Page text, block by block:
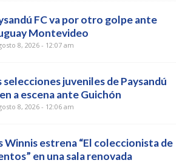
FC va por otro golpe ante
Montevideo
8, 2026 - 12:07 am
selecciones juveniles de Paysandú
a escena ante Guichón
8, 2026 - 12:06 am
Winnis estrena “El coleccionista de
en una sala renovada